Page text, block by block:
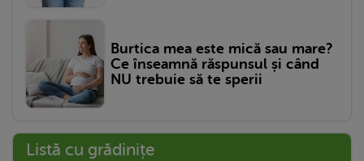
Burtica mea este mică sau mare?
Ce înseamnă răspunsul și când
NU trebuie să te sperii
Listă cu grădinițe